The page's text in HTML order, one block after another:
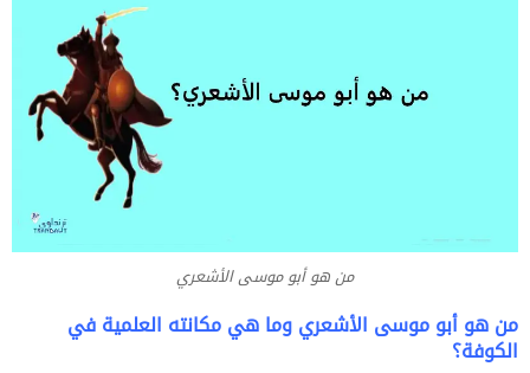
من هو أبو موسى الأشعري
من هو أبو موسى الأشعري وما هي مكانته العلمية في
الكوفة؟